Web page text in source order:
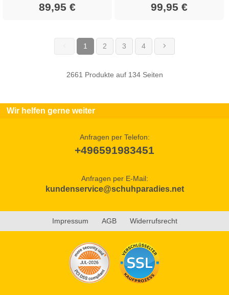
89,95 € 99,95 €
1 (current)
2 3 4
2661 Produkte auf 134 Seiten
Wir helfen gerne weiter
Anfragen per Telefon:
+496591983451
Anfragen per E-Mail:
kundenservice@schuhparadies.net
Impressum AGB Widerrufsrecht